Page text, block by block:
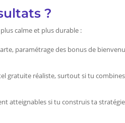
?
calme et plus durable :
paramétrage des bonus de
réaliste, surtout si tu
atteignables si tu construis ta